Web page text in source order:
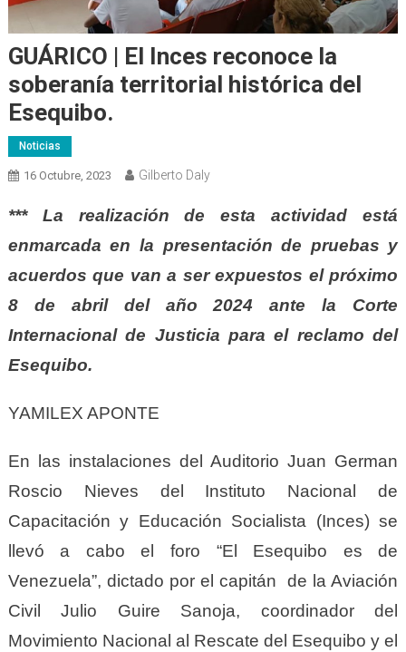
GUÁRICO | El Inces reconoce la
soberanía territorial histórica del
Esequibo.
Noticias
16 Octubre, 2023 Gilberto Daly
*** La realización de esta actividad está
enmarcada en la presentación de pruebas y
acuerdos que van a ser expuestos el próximo
8 de abril del año 2024 ante la Corte
Internacional de Justicia para el reclamo del
Esequibo.
YAMILEX APONTE
En las instalaciones del Auditorio Juan German
Roscio Nieves del Instituto Nacional de
Capacitación y Educación Socialista (Inces) se
llevó a cabo el foro “El Esequibo es de
Venezuela”, dictado por el capitán de la Aviación
Civil Julio Guire Sanoja, coordinador del
Movimiento Nacional al Rescate del Esequibo y el